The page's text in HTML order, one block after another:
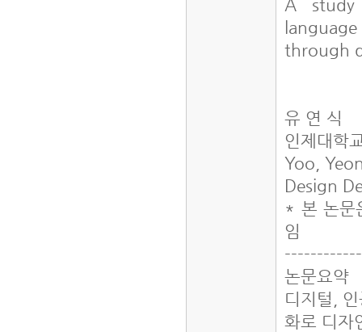
A study
language
through
유 연 식
인제대학
Yoo,
Design
* 본 논문
임
논문요약
디지털,
화로 디자